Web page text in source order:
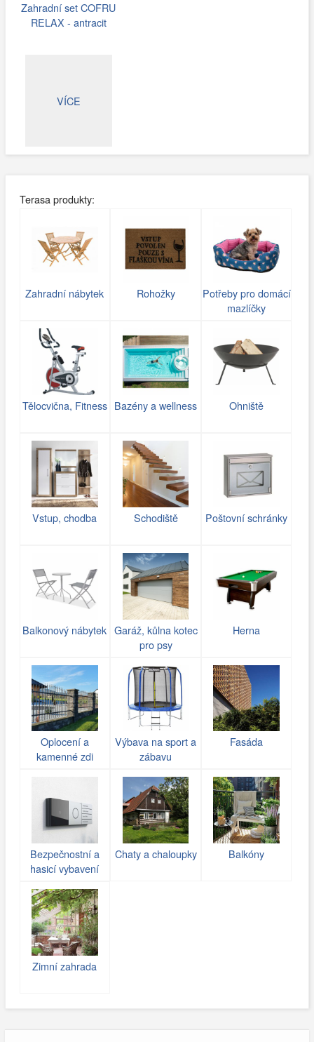
Zahradní set COFRU
RELAX - antracit
VÍCE
Terasa produkty:
Zahradní nábytek Rohožky
Potřeby pro domácí
mazlíčky
Tělocvična, Fitness Bazény a wellness Ohniště
Vstup, chodba Schodiště Poštovní schránky
Balkonový nábytek Garáž, kůlna kotec
pro psy
Herna
Oplocení a
kamenné zdi
Výbava na sport a
zábavu
Fasáda
Bezpečnostní a
hasicí vybavení
Chaty a chaloupky Balkóny
Zimní zahrada